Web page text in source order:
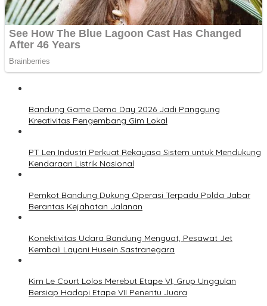
Bandung Game Demo Day 2026 Jadi Panggung
Kreativitas Pengembang Gim Lokal
PT Len Industri Perkuat Rekayasa Sistem untuk Mendukung
Kendaraan Listrik Nasional
Pemkot Bandung Dukung Operasi Terpadu Polda Jabar
Berantas Kejahatan Jalanan
Konektivitas Udara Bandung Menguat, Pesawat Jet
Kembali Layani Husein Sastranegara
Kim Le Court Lolos Merebut Etape VI, Grup Unggulan
Bersiap Hadapi Etape VII Penentu Juara